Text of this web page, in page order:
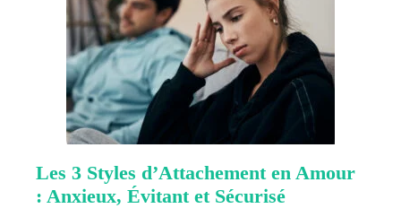
Les 3 Styles d’Attachement en Amour
: Anxieux, Évitant et Sécurisé